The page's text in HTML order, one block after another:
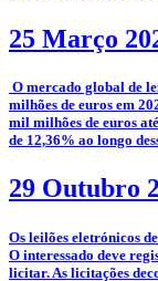
25 Março
O mercado global de
milhões de euros em
mil milhões de euros
de 12,36% ao longo
29 Outubro
­­Os leilões eletrónicos
O interessado deve
licitar. As licitações